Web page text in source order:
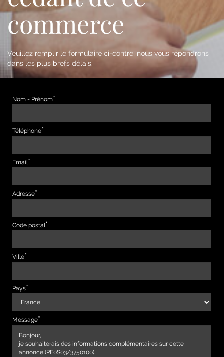
commerce
Veuillez remplir le formulaire ci-contre, nous vous répondrons
dans les plus brefs délais.
Nom - Prénom
Téléphone
Email
Adresse
Code postal
Ville
Pays
Message